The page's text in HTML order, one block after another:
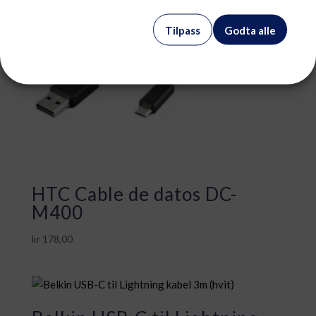
Godta alle
Tilpass
HTC Cable de datos DC-
M400
kr178,00